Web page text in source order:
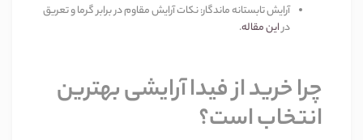
آرایش تابستانه ماندگار:نکات آرایش مقاوم در برابر گرما و تعریق
دراین مقاله.
چرا خرید از فیدا آرایشی بهترین
انتخاب است؟